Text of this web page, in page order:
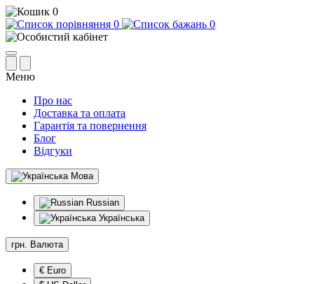
0
0
0
Меню
Про нас
Доставка та оплата
Гарантія та повернення
Блог
Відгуки
Мова
Russian
Українська
грн. Валюта
€ Euro